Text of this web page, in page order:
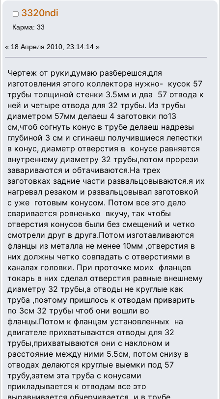
3320ndi
Карма: 33
« 18 Апреля 2010, 23:14:14 »
Чертеж от руки,думаю разберешся.для
изготовления этого коллектора нужно- кусок 57
трубы толщиной стенки 3.5мм и два 57 отвода к
ней и четыре отвода для 32 трубы. Из трубы
диаметром 57мм делаеш 4 заготовки по13
см,чтоб согнуть конус в трубе делаеш надрезы
глубиной 3 см и сгинаеш получившиеся лепестки
в конус, диаметр отверстия в конусе равняется
внутреннему диаметру 32 трубы,потом прорези
завариваются и обтачиваются.На трех
заготовках задние части развальцовываются.я их
нагревал резаком и развальцовывал заготовкой
с уже готовым конусом. Потом все это дело
сваривается ровненько вкучу, так чтобы
отверстия конусов были без смещений и четко
смотрели друг в друга.Потом изготавливаются
фланцы из металла не менее 10мм ,отверстия в
них должны четко совпадать с отверстиями в
каналах головки. При проточке моих фланцев
токарь в них сделал отверстия равные внешнему
диаметру 32 трубы,а отводы не круглые как
труба ,поэтому пришлось к отводам приварить
по 3см 32 трубы чтоб они вошли во
фланцы.Потом к фланцам установленных на
двигателе прихватываются отводы для 32
трубы,прихватываются они с наклоном и
расстояние между ними 5.5см, потом снизу в
отводах делаются круглые выемки под 57
трубу,затем эта труба с конусами
прикладывается к отводам все это
выравнивается обчерчивается и в трубе